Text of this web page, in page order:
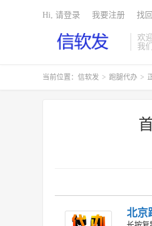
欢
我
Hi, 请登录 我要注册 找
当前位置： 信软发 > 跑腿代办 >
北京